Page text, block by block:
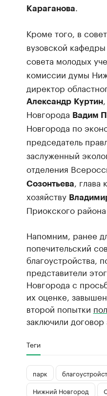
Караганова
Кроме того, в
вузовской
совета молодых
комиссии думы
директор
Александр Куртин
Новгорода Вадим
Новгорода по
председатель
заслуженный
отделения
Созонтьева
,
хозяйству
Приокского
Напомним, ранее
попечительский
благоустройства,
представители
Новгорода с
их оценке,
второй попытки
заключили
Теги
парк
Нижний Новгород